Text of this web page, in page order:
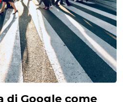
di Google come